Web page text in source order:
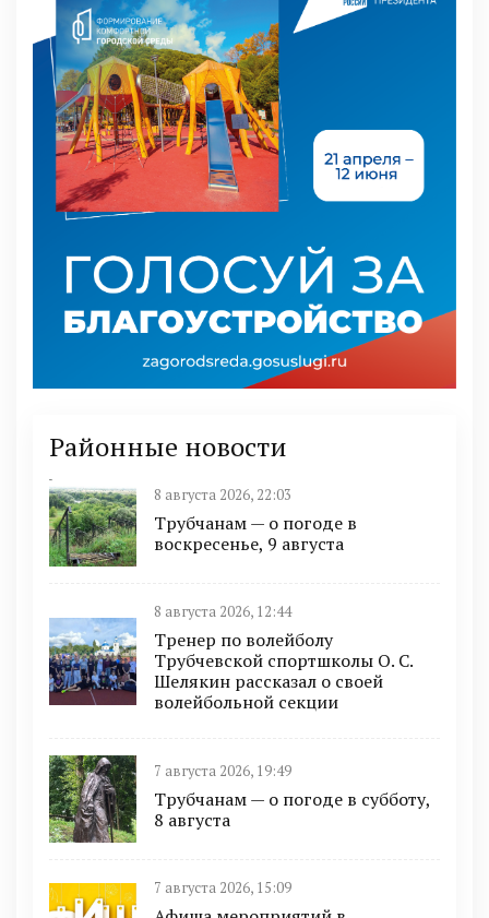
Районные новости
8 августа 2026, 22:03
Трубчанам — о погоде в
воскресенье, 9 августа
8 августа 2026, 12:44
Тренер по волейболу
Трубчевской спортшколы О. С.
Шелякин рассказал о своей
волейбольной секции
7 августа 2026, 19:49
Трубчанам — о погоде в субботу,
8 августа
7 августа 2026, 15:09